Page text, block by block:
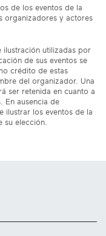
de los eventos de la
organizadores y actores
ilustración utilizadas por
de sus eventos se
crédito de estas
del organizador. Una
ser retenida en cuanto a
En ausencia de
ilustrar los eventos de la
su elección.